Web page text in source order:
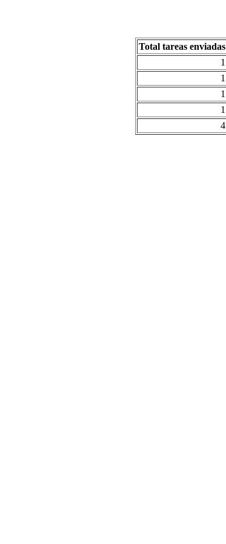
Total tareas enviadas
1
1
1
1
4